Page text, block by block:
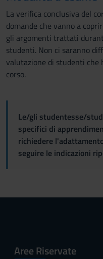
La verifica conclusiva del
domande che vanno a
gli argomenti trattati
studenti. Non ci saranno
valutazione di studenti che
corso.
Le/gli studentesse/
specifici di
richiedere
seguire le indicazioni
Aree Riservate